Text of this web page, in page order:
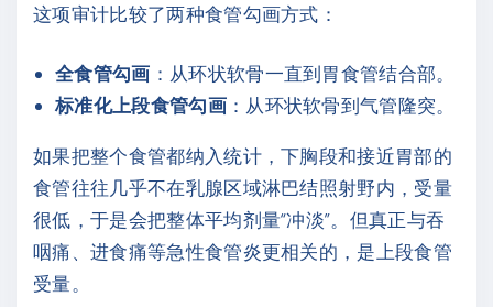
这项审计比较了两种食管勾画方式：
全食管勾画 ：从环状软骨一直到胃食管结合部。
标准化上段食管勾画：从环状软骨到气管隆突。
如果把整个食管都纳入统计，下胸段和接近胃部的
食管往往几乎不在乳腺区域淋巴结照射野内，受量
很低，于是会把整体平均剂量“冲淡”。但真正与吞
咽痛、进食痛等急性食管炎更相关的，是上段食管
受量。